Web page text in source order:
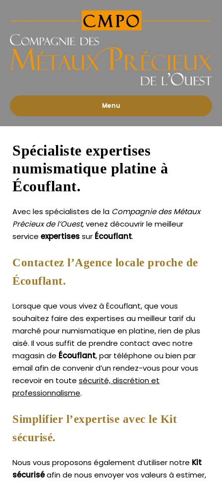
des
Précieux
l'Ouest
Menu
Spécialiste expertises
numismatique platine à
Écouflant.
Avec les spécialistes de la Compagnie des Métaux
Précieux de l’Ouest, venez découvrir le meilleur
service expertisessur Écouflant.
Contactez l’Agence locale proche de
Écouflant.
Lorsque que vous vivez à Écouflant, que vous
souhaitez faire des expertises au meilleur tarif du
marché pour numismatique en platine, rien de plus
aisé. Il vous suffit de prendre contact avec notre
magasin de Écouflant, par téléphone ou bien par
email afin de convenir d’un rendez-vous pour vous
recevoir en toute sécurité, discrétion et
professionnalisme.
Simplifier l’expertise avec le Kit
sécurisé.
Nous vous proposons également d’utiliser notre Kit
sécuriséafin de nous envoyer vos valeurs à estimer,